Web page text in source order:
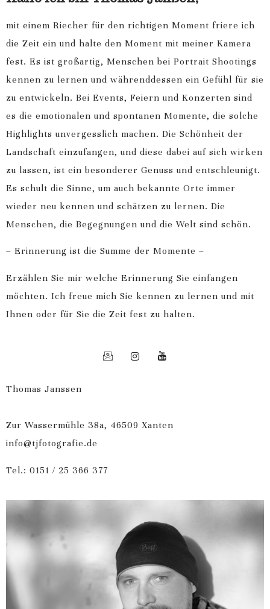
mit einem Riecher für den richtigen Moment friere ich
die Zeit ein und halte den Moment mit meiner Kamera
fest. Es ist großartig, Menschen bei Portrait Shootings
kennen zu lernen und währenddessen ein Gefühl für sie
zu entwickeln. Bei Events, Feiern und Konzerten sind
es die emotionalen und spontanen Momente, die solche
Highlights unvergesslich machen. Die Schönheit der
Landschaft einzufangen, und diese dabei auf sich wirken
zu lassen, ist ein besonderer Genuss und entschleunigt.
Es schult die Sinne, um auch bekannte Orte immer
wieder neu kennen und schätzen zu lernen. Die
Menschen, die Begegnungen und die Welt sind schön.
– Erinnerung ist die Summe der Momente –
Erzählen Sie mir welche Erinnerung Sie einfangen
möchten. Ich freue mich Sie kennen zu lernen und mit
Ihnen oder für Sie die Zeit fest zu halten.
Thomas Janssen
Zur Wassermühle 38a, 46509 Xanten
info@tjfotografie.de
Tel.: 0151 / 25 366 377